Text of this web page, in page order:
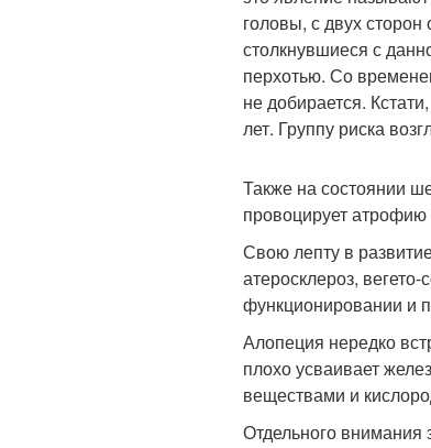
головы, с двух
столкнувшиеся с
перхотью. Со
не добирается.
лет. Группу риска
Также на состоянии
провоцирует
Свою лепту в
атеросклероз,
функционировании и
Алопеция нередко
плохо усваивает
веществами и
Отдельного внимания